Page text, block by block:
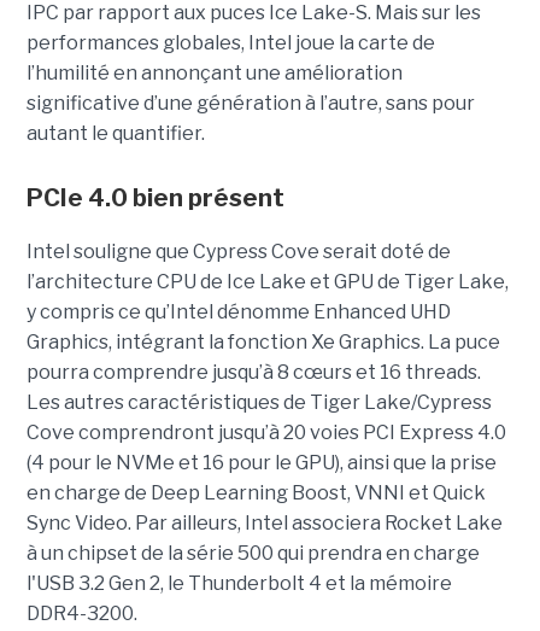
IPC par rapport aux puces Ice Lake-S. Mais sur les
performances globales, Intel joue la carte de
l’humilité en annonçant une amélioration
significative d’une génération à l’autre, sans pour
autant le quantifier.
PCIe 4.0 bien présent
Intel souligne que Cypress Cove serait doté de
l’architecture CPU de Ice Lake et GPU de Tiger Lake,
y compris ce qu’Intel dénomme Enhanced UHD
Graphics, intégrant la fonction Xe Graphics. La puce
pourra comprendre jusqu’à 8 cœurs et 16 threads.
Les autres caractéristiques de Tiger Lake/Cypress
Cove comprendront jusqu’à 20 voies PCI Express 4.0
(4 pour le NVMe et 16 pour le GPU), ainsi que la prise
en charge de Deep Learning Boost, VNNI et Quick
Sync Video. Par ailleurs, Intel associera Rocket Lake
à un chipset de la série 500 qui prendra en charge
l'USB 3.2 Gen 2, le Thunderbolt 4 et la mémoire
DDR4-3200.